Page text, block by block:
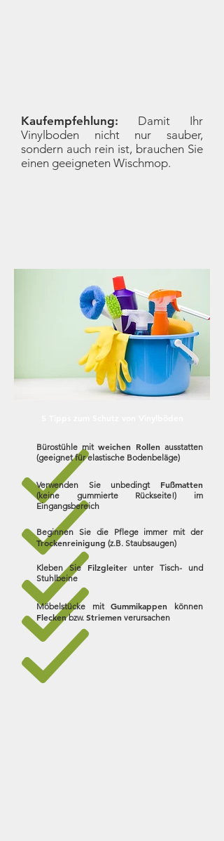
Kaufempfehlung: Damit Ihr
Vinylboden nicht nur sauber,
sondern auch rein ist, brauchen Sie
einen geeigneten Wischmop.
Bürostühle mit weichen Rollen ausstatten
(geeignet für elastische Bodenbeläge)
Verwenden Sie unbedingt Fußmatten
(keine gummierte Rückseite!) im
Eingangsbereich
Beginnen Sie die Pflege immer mit der
Trockenreinigung (z.B. Staubsaugen)
Kleben Sie Filzgleiterunter Tisch- und
Stuhlbeine
Möbelstücke mitGummikappen können
Fleckenbzw. Striemen verursachen